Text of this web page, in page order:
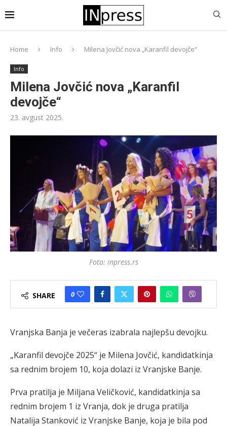
Home Info Milena Jovčić nova „Karanfil devojče“
Info
Milena Jovčić nova „Karanfil
devojče“
23. avgust 2025.
Foto: inpress.rs
SHARE 0
Vranjska Banja je večeras izabrala najlepšu devojku.
„Karanfil devojče 2025“ je Milena Jovčić, kandidatkinja
sa rednim brojem 10, koja dolazi iz Vranjske Banje.
Prva pratilja je Miljana Veličković, kandidatkinja sa
rednim brojem 1 iz Vranja, dok je druga pratilja
Natalija Stanković iz Vranjske Banje, koja je bila pod